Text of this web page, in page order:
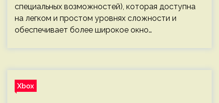
специальных возможностей), которая доступна
на легком и простом уровнях сложности и
обеспечивает более широкое окно…
Xbox